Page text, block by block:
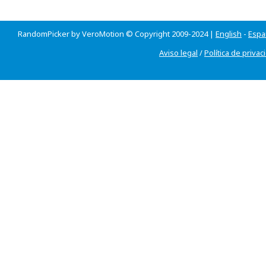
RandomPicker by VeroMotion © Copyright 2009-2024 | English -
Aviso legal /Política de